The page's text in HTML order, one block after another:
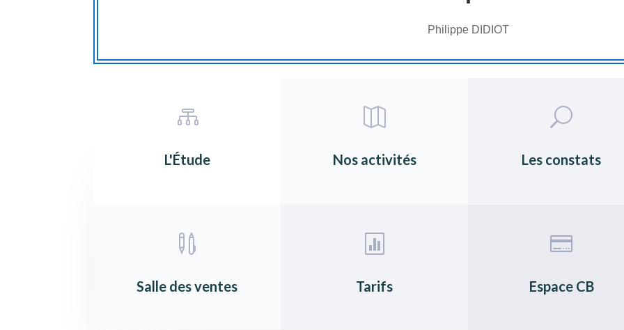
Philippe DIDIOT

L'Étude

Salle des ventes

Nos activités

Tarifs
U
Les constats

Espace CB